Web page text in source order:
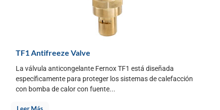
TF1 Antifreeze Valve
La válvula anticongelante Fernox TF1 está diseñada
específicamente para proteger los sistemas de calefacción
con bomba de calor con fuente...
Leer Más